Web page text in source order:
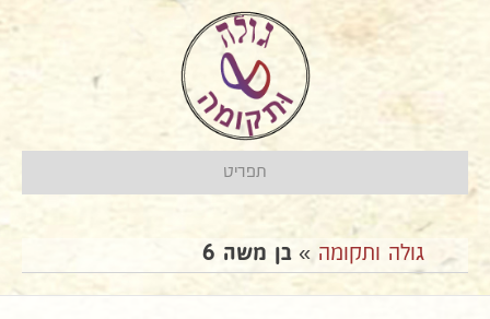
תפריט
גולה ותקומה »בן משה 6